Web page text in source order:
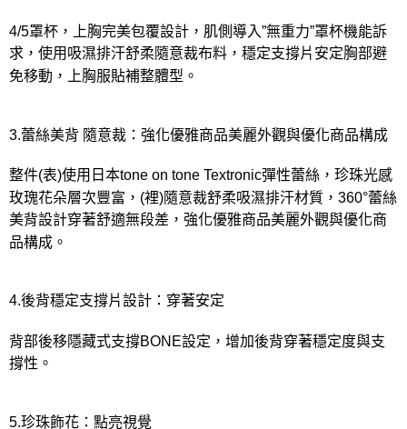
4/5罩杯，上胸完美包覆設計，肌側導入”無重力”罩杯機能訴
求，使用吸濕排汗舒柔隨意裁布料，穩定支撐片安定胸部避
免移動，上胸服貼補整體型。
3.蕾絲美背 隨意裁：強化優雅商品美麗外觀與優化商品構成
整件(表)使用日本tone on tone Textronic彈性蕾絲，珍珠光感
玫瑰花朵層次豐富，(裡)隨意裁舒柔吸濕排汗材質，360°蕾絲
美背設計穿著舒適無段差，強化優雅商品美麗外觀與優化商
品構成。
4.後背穩定支撐片設計：穿著安定
背部後移隱藏式支撐BONE設定，增加後背穿著穩定度與支
撐性。
5.珍珠飾花：點亮視覺